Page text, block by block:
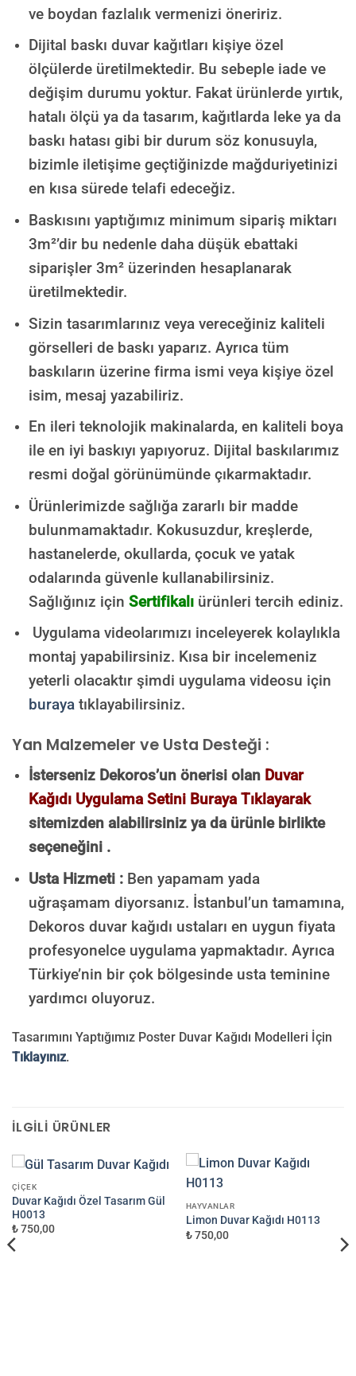
ve boydan fazlalık vermenizi öneririz.
Dijital baskı duvar kağıtları kişiye özel
ölçülerde üretilmektedir. Bu sebeple iade ve
değişim durumu yoktur. Fakat ürünlerde yırtık,
hatalı ölçü ya da tasarım, kağıtlarda leke ya da
baskı hatası gibi bir durum söz konusuyla,
bizimle iletişime geçtiğinizde mağduriyetinizi
en kısa sürede telafi edeceğiz.
Baskısını yaptığımız minimum sipariş miktarı
3m²’dir bu nedenle daha düşük ebattaki
siparişler 3m² üzerinden hesaplanarak
üretilmektedir.
Sizin tasarımlarınız veya vereceğiniz kaliteli
görselleri de baskı yaparız. Ayrıca tüm
baskıların üzerine firma ismi veya kişiye özel
isim, mesaj yazabiliriz.
En ileri teknolojik makinalarda, en kaliteli boya
ile en iyi baskıyı yapıyoruz. Dijital baskılarımız
resmi doğal görünümünde çıkarmaktadır.
Ürünlerimizde sağlığa zararlı bir madde
bulunmamaktadır. Kokusuzdur, kreşlerde,
hastanelerde, okullarda, çocuk ve yatak
odalarında güvenle kullanabilirsiniz.
Sağlığınız için Sertifikalıürünleri tercih ediniz.
Uygulama videolarımızı inceleyerek kolaylıkla
montaj yapabilirsiniz. Kısa bir incelemeniz
yeterli olacaktır şimdi uygulama videosu için
burayatıklayabilirsiniz.
Yan Malzemeler ve Usta Desteği :
İsterseniz Dekoros’un önerisi olan Duvar
Kağıdı Uygulama Setini Buraya Tıklayarak
sitemizden alabilirsiniz ya da ürünle birlikte
seçeneğini .
Usta Hizmeti :Ben yapamam yada
uğraşamam diyorsanız. İstanbul’un tamamına,
Dekoros duvar kağıdı ustaları en uygun fiyata
profesyonelce uygulama yapmaktadır. Ayrıca
Türkiye’nin bir çok bölgesinde usta teminine
yardımcı oluyoruz.
Tasarımını Yaptığımız Poster Duvar Kağıdı Modelleri İçin
Tıklayınız.
İLGILI ÜRÜNLER
ÇIÇEK
Duvar Kağıdı Özel Tasarım Gül
H0013
₺ 750,00
HAYVANLAR
Limon Duvar Kağıdı H0113
₺ 750,00